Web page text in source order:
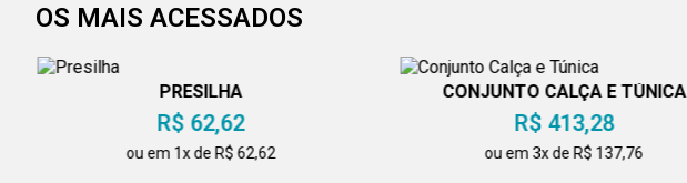
OS MAIS ACESSADOS
PRESILHA
R$ 62,62
ou em 1x de R$ 62,62
CONJUNTO CALÇA E TÚNICA
R$ 413,28
ou em 3x de R$ 137,76